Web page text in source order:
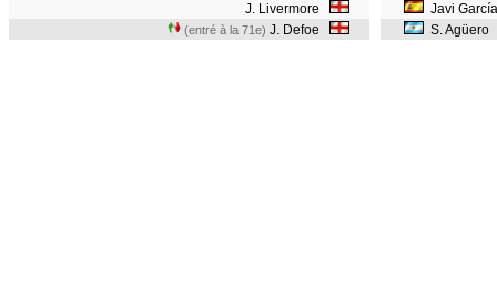
J. Livermore
(entré à la 71e) J. Defoe
Javi García
S. Agüero